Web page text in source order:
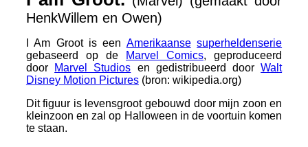
HenkWillem en Owen)
I Am Groot is een Amerikaanse superheldenserie
gebaseerd op de
Marvel Comics, geproduceerd
door
Marvel Studios en gedistribueerd doorWalt
Disney Motion Pictures(bron: wikipedia.org)
Dit figuur is levensgroot gebouwd door mijn zoon en
kleinzoon en zal op Halloween in de voortuin komen
te staan.